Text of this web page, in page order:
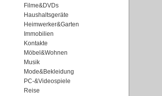
Filme&DVDs
Haushaltsgeräte
Heimwerker&Garten
Immobilien
Kontakte
Möbel&Wohnen
Musik
Mode&Bekleidung
PC-&Videospiele
Reise